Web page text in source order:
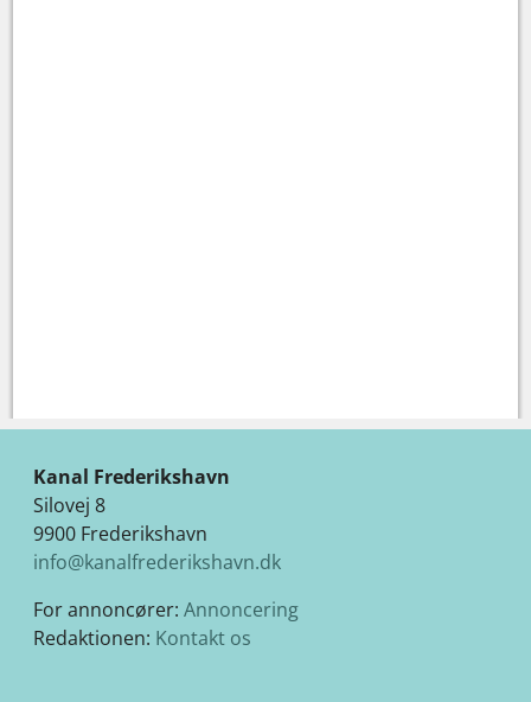
Kanal Frederikshavn
Silovej 8
9900 Frederikshavn
info@kanalfrederikshavn.dk
For annoncører: Annoncering
Redaktionen: Kontakt os